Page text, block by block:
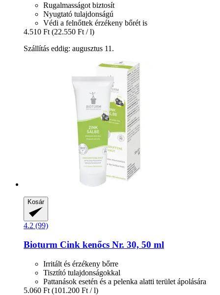
Rugalmasságot biztosít
Nyugtató tulajdonságú
Védi a felnőttek érzékeny bőrét is
4.510 Ft (22.550 Ft / l)
Szállítás eddig: augusztus 11.
Kosár
4.2 (99)
Bioturm Cink kenőcs Nr. 30, 50 ml
Irritált és érzékeny bőrre
Tisztító tulajdonságokkal
Pattanások esetén és a pelenka alatti terület ápolására
5.060 Ft (101.200 Ft / l)